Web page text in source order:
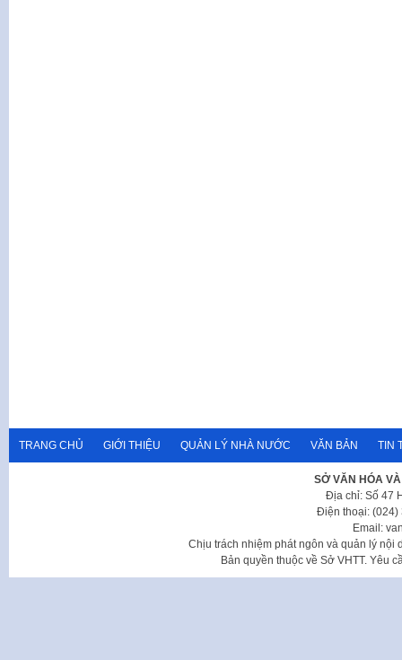
TRANG CHỦ GIỚI THIỆU QUẢN LÝ NHÀ NƯỚC VĂN BẢN TIN
SỞ VĂN HÓA
Địa chỉ: Số 47
Điện thoại: (024)
Email:
Chịu trách nhiệm phát ngôn và quản lý nội
Bản quyền thuộc về Sở VHTT. Yêu